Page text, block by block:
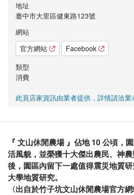
地址
臺中市大里區健東路123號
網站
官方網站
Facebook
類型
消費
此頁店家資訊由業者提供，詳情請洽業
『 文山休閒農場 』佔地 10 公頃，
活風貌，並榮獲十大傑出農民、神
後，園區內留下一處值得震災地質
大學地質研究。
〈出自於竹子坑文山休閒農場官方網